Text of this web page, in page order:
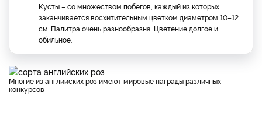
Кусты – со множеством побегов, каждый из которых
заканчивается восхитительным цветком диаметром 10–12
см. Палитра очень разнообразна. Цветение долгое и
обильное.
Многие из английских роз имеют мировые награды различных
конкурсов